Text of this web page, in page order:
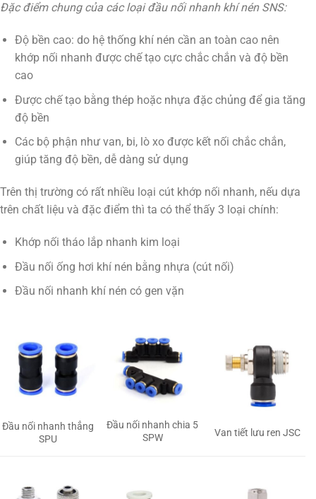
Đặc điểm chung của các loại đầu nối nhanh khí nén SNS:
Độ bền cao: do hệ thống khí nén cần an toàn cao nên
khớp nối nhanh được chế tạo cực chắc chắn và độ bền
cao
Được chế tạo bằng thép hoặc nhựa đặc chủng để gia tăng
độ bền
Các bộ phận như van, bi, lò xo được kết nối chắc chắn,
giúp tăng độ bền, dễ dàng sử dụng
Trên thị trường có rất nhiều loại cút khớp nối nhanh, nếu dựa
trên chất liệu và đặc điểm thì ta có thể thấy 3 loại chính:
Khớp nối tháo lắp nhanh kim loại
Đầu nối ống hơi khí nén bằng nhựa (cút nối)
Đầu nối nhanh khí nén có gen vặn
Đầu nối nhanh thẳng
SPU
Đầu nối nhanh chia 5
SPW
Van tiết lưu ren JSC